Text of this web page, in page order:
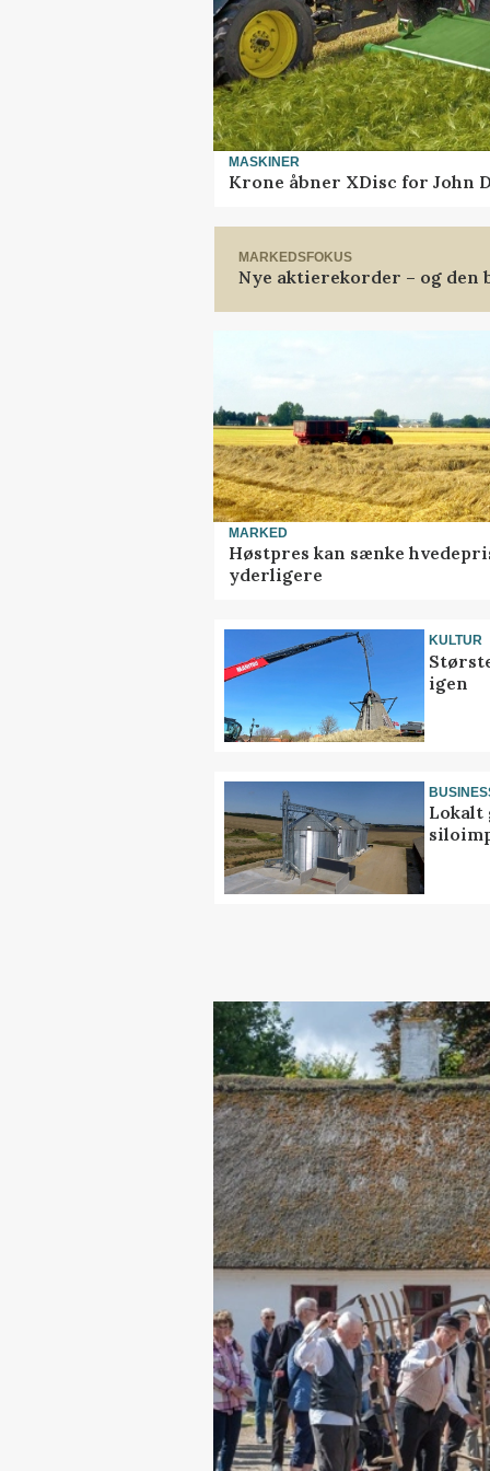
MASKINER
Krone åbner XDisc for John
MARKEDSFOKUS
Nye aktierekorder – og
MARKED
Høstpres kan sænke
yderligere
KULTUR
igen
Lokalt